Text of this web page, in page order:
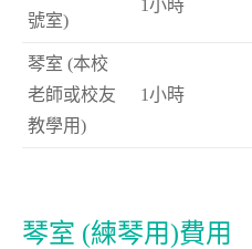
號室)
1小時
琴室 (本校
老師或校友
教學用)
1小時
琴室 (練琴用)費用